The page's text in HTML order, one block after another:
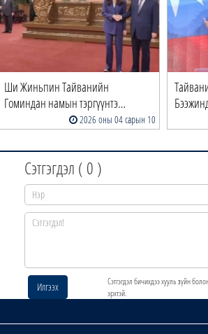
Ши Жиньпин Тайванийн
Гоминдан намын тэргүүнтэ…
2026 оны 04 сарын 10
Сэтгэгдэл ( 0 )
Илгээх
Сэтгэгдэл бичихдээ хууль зүйн
эрхтэй.